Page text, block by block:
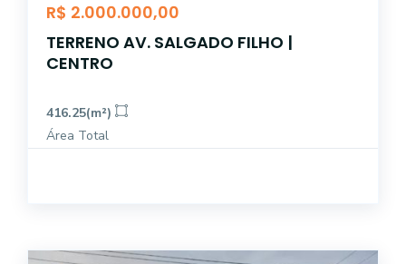
R$ 2.000.000,00
TERRENO AV. SALGADO FILHO |
CENTRO
416.25(m²)
Área Total